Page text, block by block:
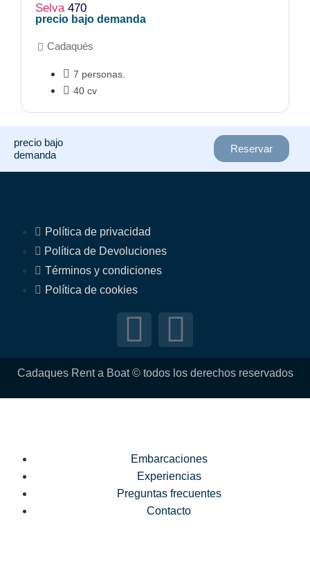
Selva 470
precio bajo demanda
Cadaqués
7 personas.
40 cv
precio bajo
demanda
Reservar
Política de privacidad
Política de Devoluciones
Términos y condiciones
Política de cookies
Cadaques Rent a Boat © todos los derechos reservados
Embarcaciones
Experiencias
Preguntas frecuentes
Contacto